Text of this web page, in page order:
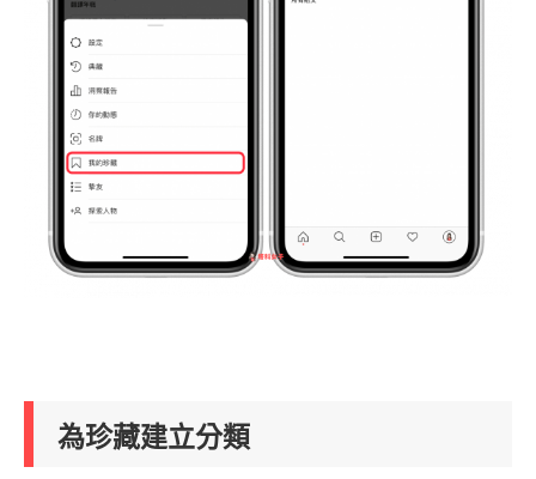
為珍藏建立分類